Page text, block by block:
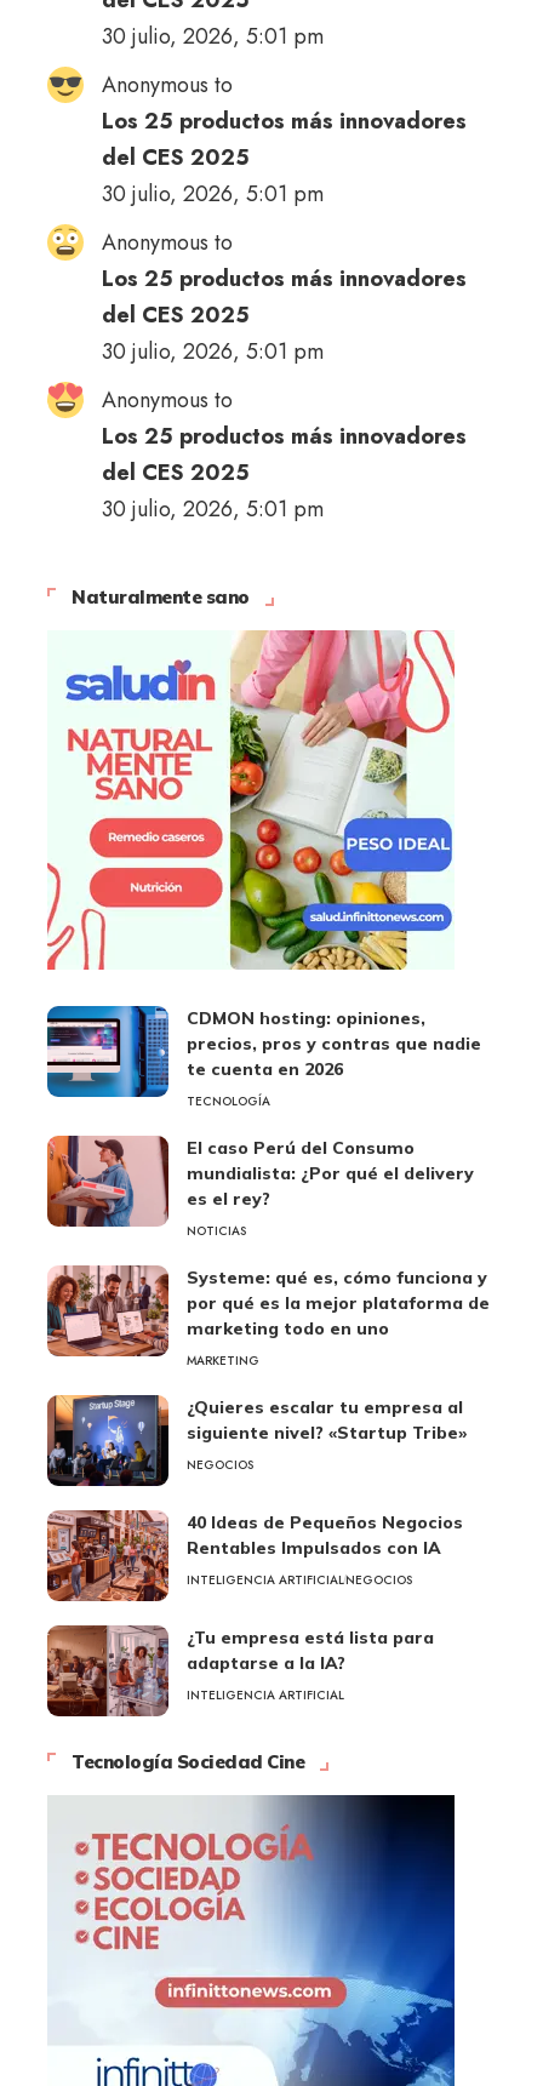
30 julio, 2026, 5:01 pm
Anonymous to
Los 25 productos más innovadores
del CES 2025
30 julio, 2026, 5:01 pm
Anonymous to
Los 25 productos más innovadores
del CES 2025
30 julio, 2026, 5:01 pm
Anonymous to
Los 25 productos más innovadores
del CES 2025
30 julio, 2026, 5:01 pm
Naturalmente sano
CDMON hosting: opiniones,
precios, pros y contras que nadie
te cuenta en 2026
TECNOLOGÍA
El caso Perú del Consumo
mundialista: ¿Por qué el delivery
es el rey?
NOTICIAS
Systeme: qué es, cómo funciona y
por qué es la mejor plataforma de
marketing todo en uno
MARKETING
¿Quieres escalar tu empresa al
siguiente nivel? «Startup Tribe»
NEGOCIOS
40 Ideas de Pequeños Negocios
Rentables Impulsados con IA
INTELIGENCIA ARTIFICIALNEGOCIOS
¿Tu empresa está lista para
adaptarse a la IA?
INTELIGENCIA ARTIFICIAL
Tecnología Sociedad Cine